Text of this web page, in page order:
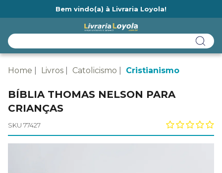
Bem vindo(a) à Livraria Loyola!
Home Livros Catolicismo Cristianismo
BÍBLIA THOMAS NELSON PARA
CRIANÇAS
SKU 77427